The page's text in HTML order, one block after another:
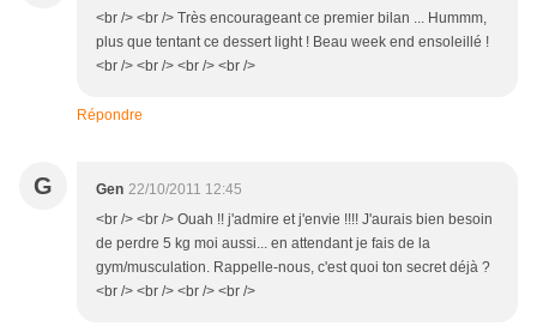
<br /> <br /> Très encourageant ce premier bilan ... Hummm,
plus que tentant ce dessert light ! Beau week end ensoleillé !
<br /> <br /> <br /> <br />
Répondre
G Gen 22/10/2011 12:45
<br /> <br /> Ouah !! j'admire et j'envie !!!! J'aurais bien besoin
de perdre 5 kg moi aussi... en attendant je fais de la
gym/musculation. Rappelle-nous, c'est quoi ton secret déjà ?
<br /> <br /> <br /> <br />